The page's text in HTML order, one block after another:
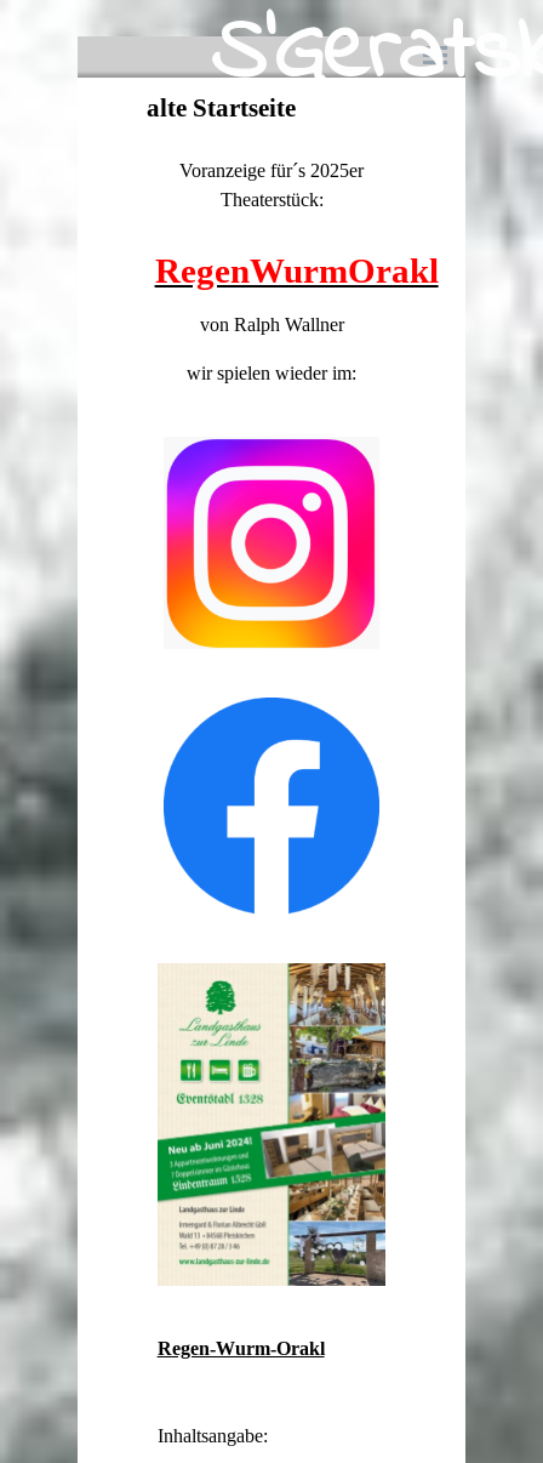
Menü überspringen
S'Gerats
alte Startseite
Voranzeige für´s 2025er
Theaterstück:
RegenWurmOrakl
von Ralph Wallner
wir spielen wieder im:
Regen-Wurm-Orakl
Inhaltsangabe: